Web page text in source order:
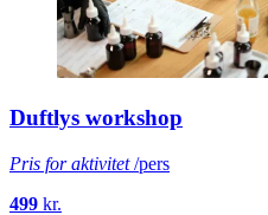
Duftlys workshop
Pris for aktivitet/pers
499 kr.